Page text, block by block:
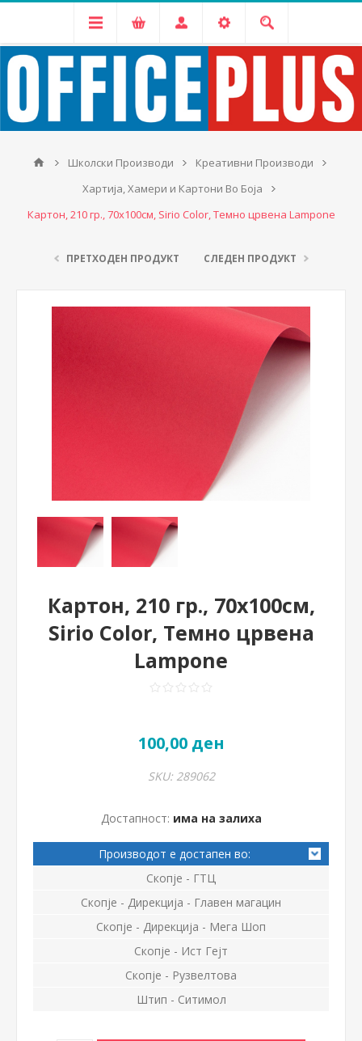
Школски Производи
Креативни Производи
Хартија, Хамери и Картони Во Боја
Картон, 210 гр., 70х100см, Sirio Color, Темно црвена Lampone
ПРЕТХОДЕН ПРОДУКТ СЛЕДЕН ПРОДУКТ
Картон, 210 гр., 70х100см,
Sirio Color, Темно црвена
Lampone
100,00 ден
SKU: 289062
Достапност: има на залиха
Производот е достапен во:
Скопје - ГТЦ
Скопје - Дирекција - Главен магацин
Скопје - Дирекција - Мега Шоп
Скопје - Ист Гејт
Скопје - Рузвелтова
Штип - Ситимол